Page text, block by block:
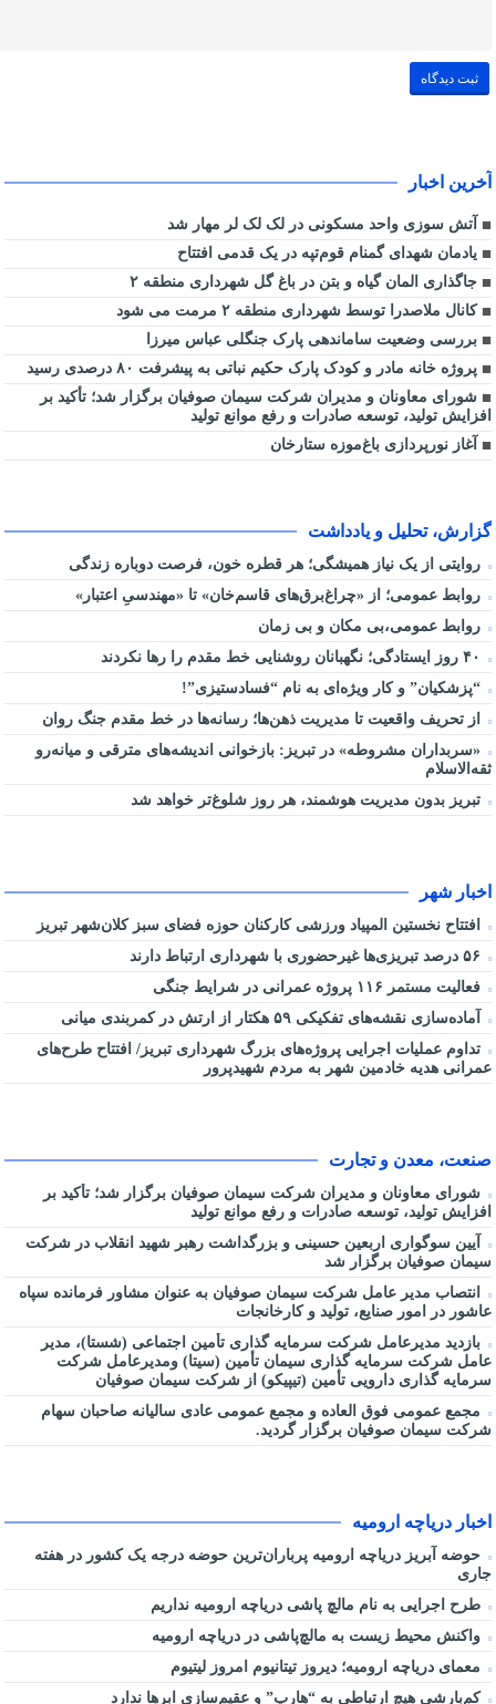
آخرین اخبار
آتش سوزی واحد مسکونی در لک لک لر مهار شد
یادمان شهدای گمنام قوم‌تپه در یک قدمی افتتاح
جاگذاری المان گیاه و بتن در باغ گل شهرداری منطقه ۲
کانال ملاصدرا توسط شهرداری منطقه ۲ مرمت می شود
بررسی وضعیت ساماندهی پارک جنگلی عباس میرزا
پروژه خانه مادر و کودک پارک حکیم نباتی به پیشرفت ۸۰ درصدی رسید
شورای معاونان و مدیران شرکت سیمان صوفیان برگزار شد؛ تأکید بر
افزایش تولید، توسعه صادرات و رفع موانع تولید
آغاز نورپردازی باغ‌موزه ستارخان
گزارش، تحلیل و یادداشت
روایتی از یک نیاز همیشگی؛ هر قطره خون، فرصت دوباره زندگی
روابط عمومی؛ از «چراغ‌برق‌های قاسم‌خان» تا «مهندسیِ اعتبار»
روابط عمومی،بی مکان و بی زمان
“پزشکیان” و کار ویژه‌ای به نام “فسادستیزی”!
از تحریف واقعیت تا مدیریت ذهن‌ها؛ رسانه‌ها در خط مقدم جنگ روان
«سربداران مشروطه» در تبریز: بازخوانی اندیشه‌های مترقی و میانه‌رو
ثقه‌الاسلام
تبریز بدون مدیریت هوشمند، هر روز شلوغ‌تر خواهد شد
اخبار شهر
افتتاح نخستین المپیاد ورزشی کارکنان حوزه فضای سبز کلان‌شهر تبریز
فعالیت مستمر ۱۱۶ پروژه عمرانی در شرایط جنگی
آماده‌سازی نقشه‌های تفکیکی ۵۹ هکتار از ارتش در کمربندی میانی
تداوم عملیات اجرایی پروژه‌های بزرگ شهرداری تبریز/ افتتاح طرح‌های
عمرانی هدیه خادمین شهر به مردم شهیدپرور
صنعت، معدن و تجارت
شورای معاونان و مدیران شرکت سیمان صوفیان برگزار شد؛ تأکید بر
افزایش تولید، توسعه صادرات و رفع موانع تولید
آیین سوگواری اربعین حسینی و بزرگداشت رهبر شهید انقلاب در شرکت
سیمان صوفیان برگزار شد
انتصاب مدیر عامل شرکت سیمان صوفیان به عنوان مشاور فرمانده سپاه
عاشور در امور صنایع، تولید و کارخانجات
بازدید مدیرعامل شرکت سرمایه گذاری تأمین اجتماعی (شستا)، مدیر
عامل شرکت سرمایه گذاری سیمان تأمین (سیتا) ومدیرعامل شرکت
سرمایه گذاری دارویی تأمین (تیپیکو) از شرکت سیمان صوفیان
مجمع عمومی فوق العاده و مجمع عمومی عادی سالیانه صاحبان سهام
شرکت سیمان صوفیان برگزار گردید.
اخبار دریاچه ارومیه
حوضه آبریز دریاچه ارومیه پرباران‌ترین حوضه‌ درجه یک کشور در هفته
جاری
طرح اجرایی به نام مالچ پاشی دریاچه ارومیه نداریم
واکنش محیط زیست به مالچ‌پاشی در دریاچه ارومیه
معمای دریاچه ارومیه؛ دیروز تیتانیوم امروز لیتیوم
کم‌بارشی هیچ ارتباطی به “هارپ” و عقیم‌سازی ابرها ندارد